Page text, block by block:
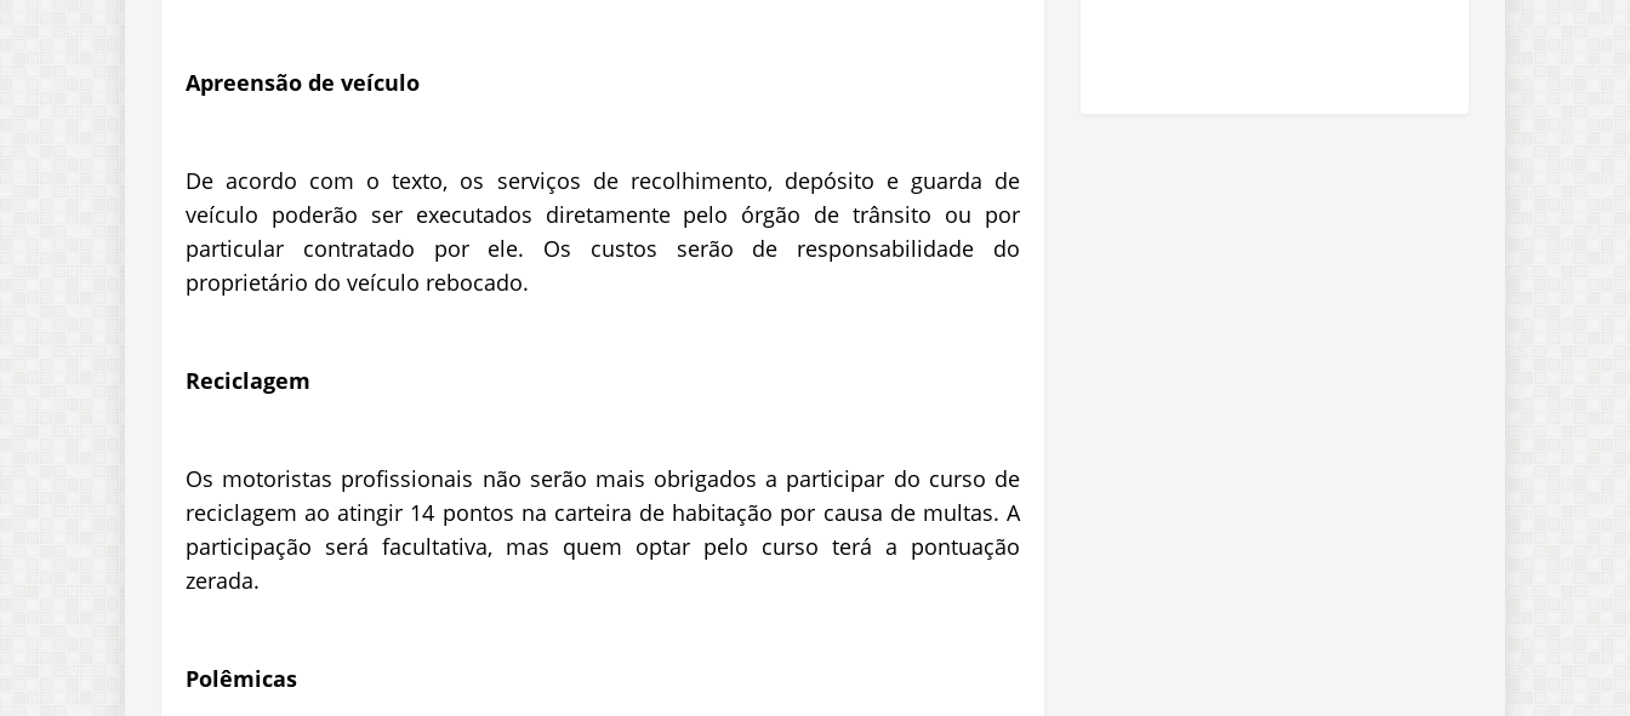
Apreensão de veículo
De acordo com o texto, os serviços de recolhimento, depósito e guarda de
veículo poderão ser executados diretamente pelo órgão de trânsito ou por
particular contratado por ele. Os custos serão de responsabilidade do
proprietário do veículo rebocado.
Reciclagem
Os motoristas profissionais não serão mais obrigados a participar do curso de
reciclagem ao atingir 14 pontos na carteira de habitação por causa de multas. A
participação será facultativa, mas quem optar pelo curso terá a pontuação
zerada.
Polêmicas